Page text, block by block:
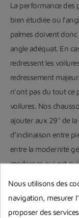
La performance des
bien étudiée où
palmes doivent donc
angle adéquat. En
redressent les
redressement
n’ont pas du tout ce
voilures. Nos
ajouter aux 29° de
d’inclinaison entre
entre la modernité
modernes qui est
Nous utilisons des
navigation, mesurer
proposer des